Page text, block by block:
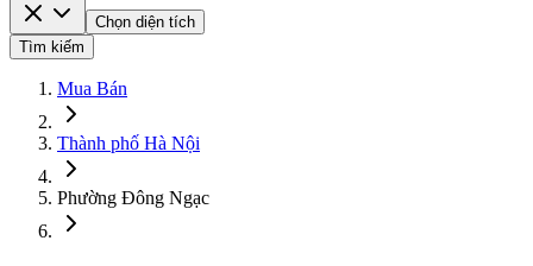
Chọn diện tích
Tìm kiếm
Mua Bán
Thành phố Hà Nội
Phường Đông Ngạc